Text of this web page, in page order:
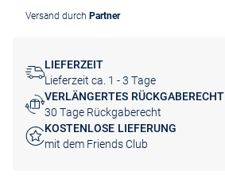
Versand durch Partner
LIEFERZEIT
Lieferzeit ca. 1 - 3 Tage
VERLÄNGERTES RÜCKGABERECHT
30 Tage Rückgaberecht
KOSTENLOSE LIEFERUNG
mit dem Friends Club